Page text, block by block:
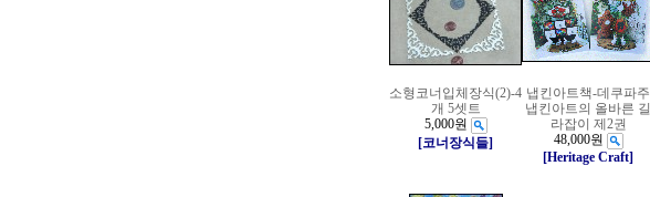
소형코너입체장식(2)-4
개 5셋트
5,000원
[코너장식들]
냅킨아트책-데쿠파주
냅킨아트의 올바른 길
라잡이 제2권
48,000원
[Heritage Craft]